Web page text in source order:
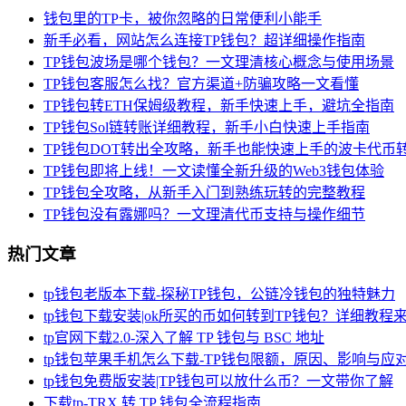
钱包里的TP卡，被你忽略的日常便利小能手
新手必看，网站怎么连接TP钱包？超详细操作指南
TP钱包波场是哪个钱包？一文理清核心概念与使用场景
TP钱包客服怎么找？官方渠道+防骗攻略一文看懂
TP钱包转ETH保姆级教程，新手快速上手，避坑全指南
TP钱包Sol链转账详细教程，新手小白快速上手指南
TP钱包DOT转出全攻略，新手也能快速上手的波卡代币
TP钱包即将上线！一文读懂全新升级的Web3钱包体验
TP钱包全攻略，从新手入门到熟练玩转的完整教程
TP钱包没有露娜吗？一文理清代币支持与操作细节
热门文章
tp钱包老版本下载-探秘TP钱包，公链冷钱包的独特魅力
tp钱包下载安装|ok所买的币如何转到TP钱包？详细教程
tp官网下载2.0-深入了解 TP 钱包与 BSC 地址
tp钱包苹果手机怎么下载-TP钱包限额，原因、影响与应
tp钱包免费版安装|TP钱包可以放什么币？一文带你了解